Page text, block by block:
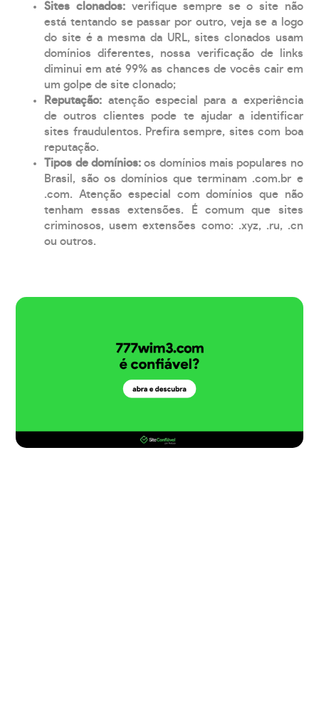
Sites clonados: verifique sempre se o site não
está tentando se passar por outro, veja se a logo
do site é a mesma da URL, sites clonados usam
domínios diferentes, nossa verificação de links
diminui em até 99% as chances de vocês cair em
um golpe de site clonado;
Reputação: atenção especial para a experiência
de outros clientes pode te ajudar a identificar
sites fraudulentos. Prefira sempre, sites com boa
reputação.
Tipos de domínios:os domínios mais populares no
Brasil, são os domínios que terminam .com.br e
.com. Atenção especial com domínios que não
tenham essas extensões. É comum que sites
criminosos, usem extensões como: .xyz, .ru, .cn
ou outros.